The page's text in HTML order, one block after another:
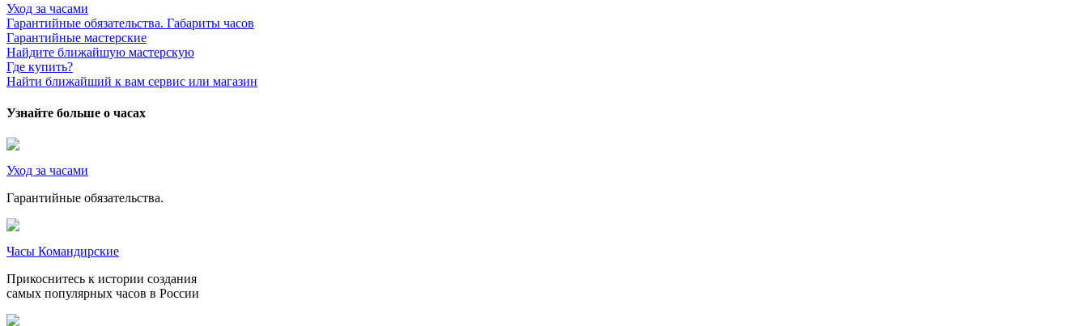
Уход за часами
Гарантийные обязательства. Габариты часов
Гарантийные мастерские
Найдите ближайшую мастерскую
Где купить?
Найти ближайший к вам сервис или магазин
Узнайте больше о часах
Уход за часами
Гарантийные обязательства.
Часы Командирские
Прикоснитесь к истории создания
самых популярных часов в России